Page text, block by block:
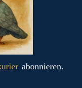
abonnieren.